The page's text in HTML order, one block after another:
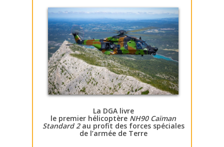
La DGA livre
le premier hélicoptère NH90 Caïman
Standard 2au profit des forces spéciales
de l’armée de Terre